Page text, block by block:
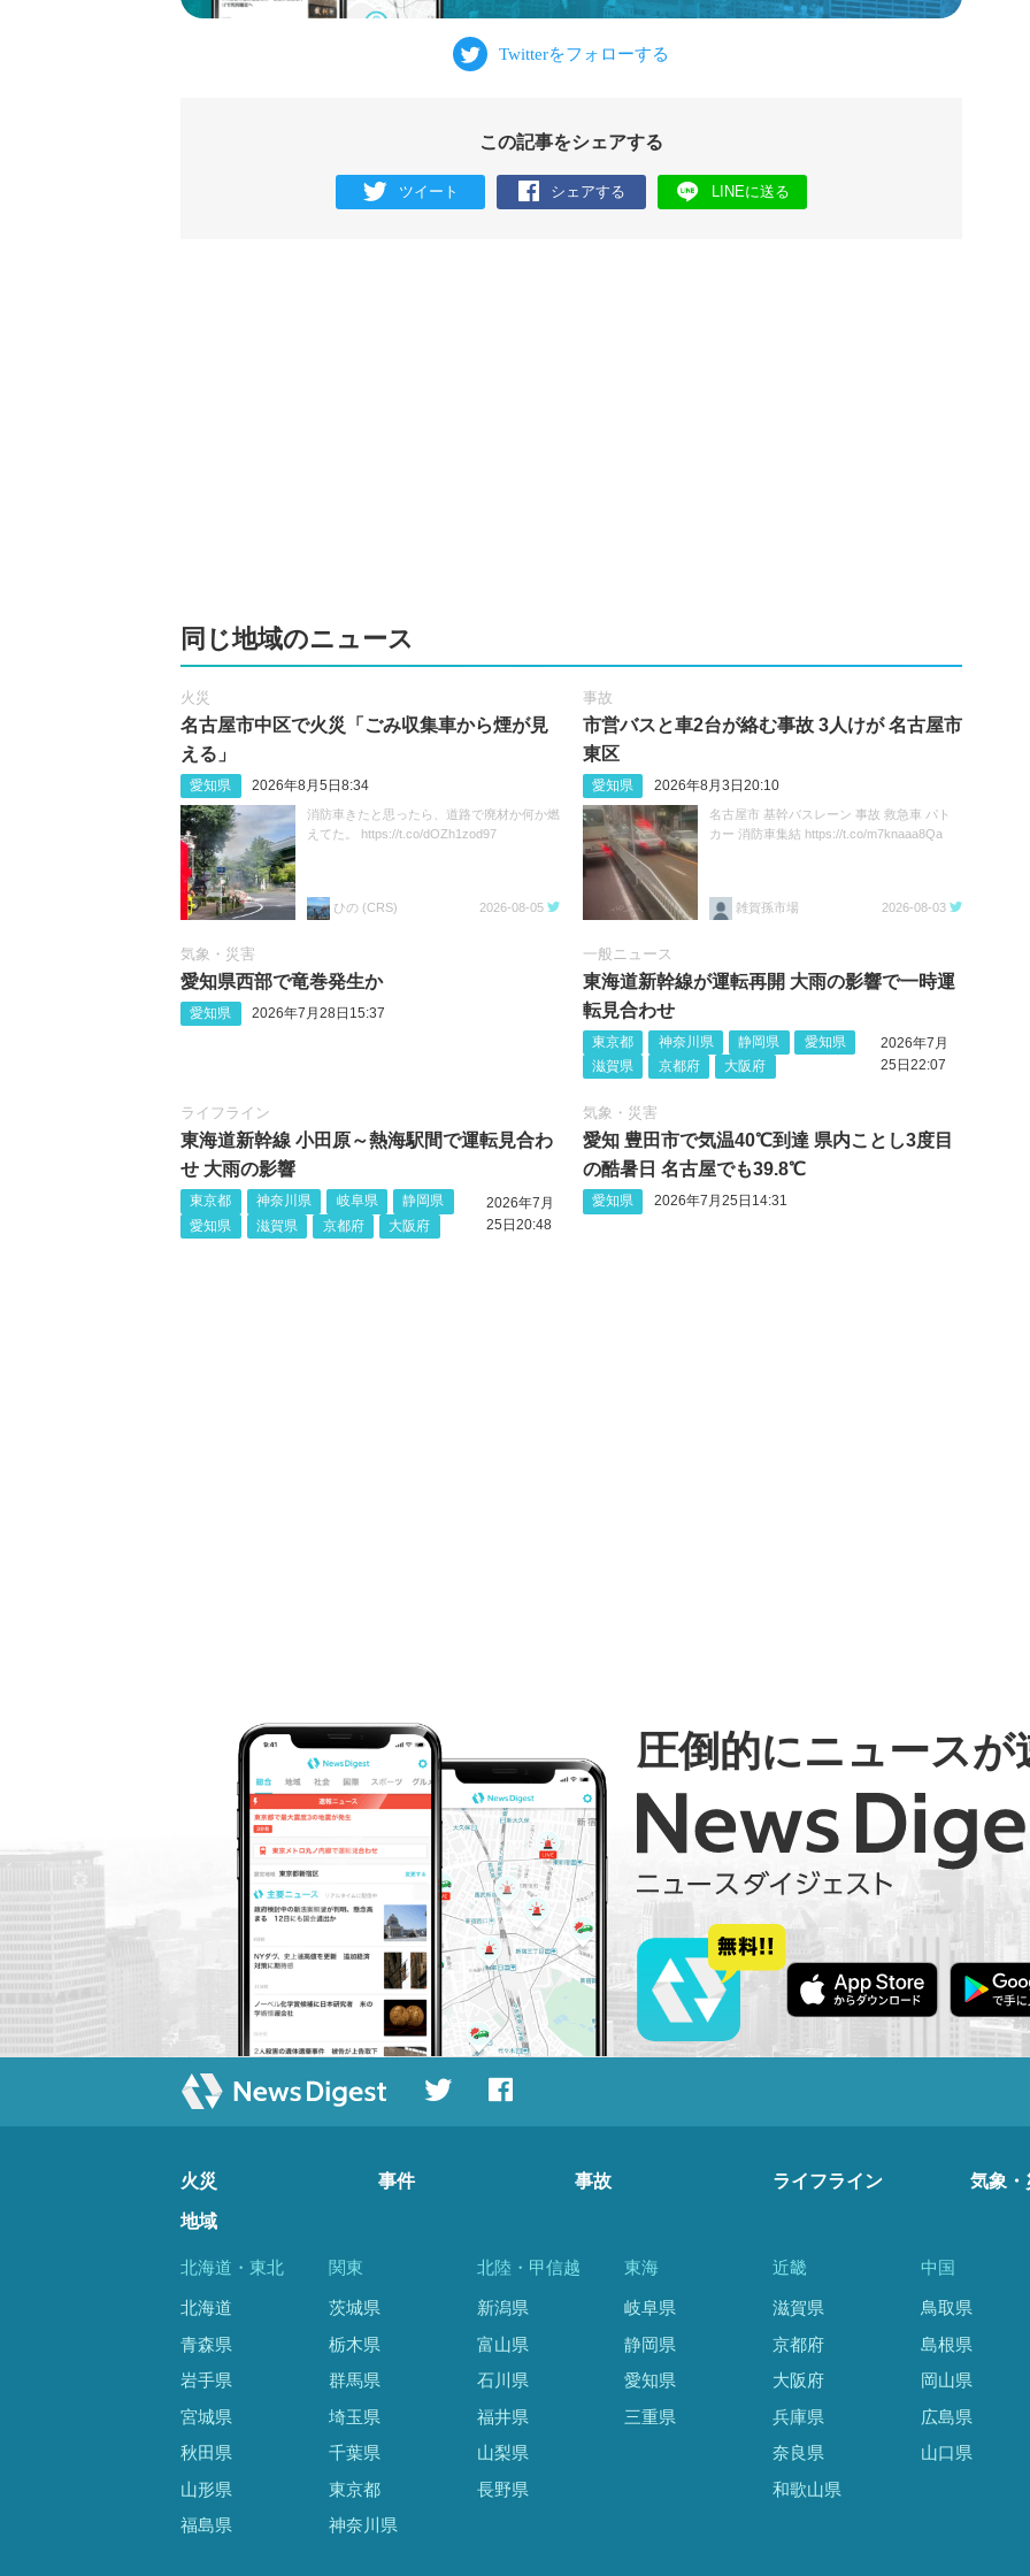
この記事をシェアする
ツイート シェアする LINEに送る
同じ地域のニュース
火災
名古屋市中区で火災「ごみ収集車から煙が見
える」
愛知県 2026年8月5日8:34
消防車きたと思ったら、道路で廃材か何か燃
えてた。 https://t.co/dOZh1zod97
ひの (CRS) 2026-08-05
事故
市営バスと車2台が絡む事故 3人けが 名古屋市
東区
愛知県 2026年8月3日20:10
名古屋市 基幹バスレーン 事故 救急車 パト
カー 消防車集結 https://t.co/m7knaaa8Qa
雑賀孫市場 2026-08-03
気象・災害
愛知県西部で竜巻発生か
愛知県 2026年7月28日15:37
一般ニュース
東海道新幹線が運転再開 大雨の影響で一時運
転見合わせ
東京都 神奈川県 静岡県
愛知県
滋賀県
京都府 大阪府
2026年7月
25日22:07
ライフライン
東海道新幹線 小田原～熱海駅間で運転見合わ
せ 大雨の影響
東京都 神奈川県 岐阜県
静岡県
愛知県
滋賀県 京都府 大阪府
2026年7月
25日20:48
気象・災害
愛知 豊田市で気温40℃到達 県内ことし3度目
の酷暑日 名古屋でも39.8℃
愛知県 2026年7月25日14:31
圧倒的にニュースが
火災 事件 事故 ライフライン 気象・
地域
北海道・東北
北海道
青森県
岩手県
宮城県
秋田県
山形県
福島県
関東
茨城県
栃木県
群馬県
埼玉県
千葉県
東京都
神奈川県
北陸・甲信越
新潟県
富山県
石川県
福井県
山梨県
長野県
東海
岐阜県
静岡県
愛知県
三重県
近畿
滋賀県
京都府
大阪府
兵庫県
奈良県
和歌山県
中国
鳥取県
島根県
岡山県
広島県
山口県